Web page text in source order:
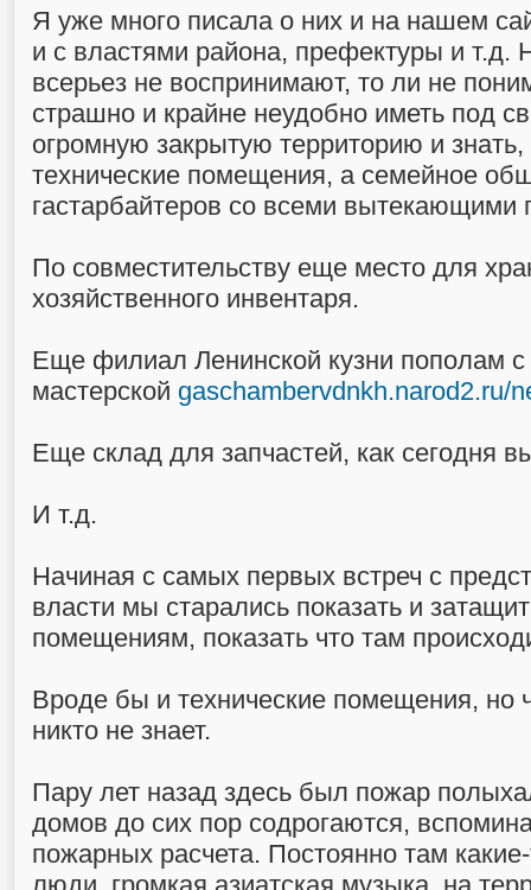
Я уже много писала о них и на нашем
и с властями района, префектуры и т.д.
всерьез не воспринимают, то ли не
страшно и крайне неудобно иметь под
огромную закрытую территорию и знать,
технические помещения, а семейное
гастарбайтеров со всеми вытекающими
По совместительству еще место для
хозяйственного инвентаря.
Еще филиал Ленинской кузни пополам с
мастерской gaschambervdnkh.narod2.ru/
Еще склад для запчастей, как сегодня
И т.д.
Начиная с самых первых встреч с
власти мы старались показать и
помещениям, показать что там
Вроде бы и технические помещения, но
никто не знает.
Пару лет назад здесь был пожар
домов до сих пор содрогаются,
пожарных расчета. Постоянно там